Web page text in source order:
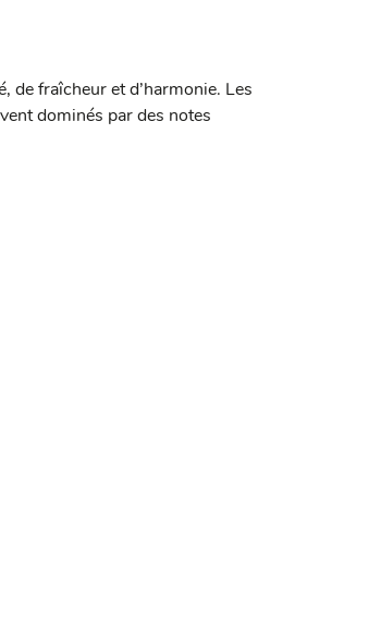
de fraîcheur et d’harmonie. Les
dominés par des notes